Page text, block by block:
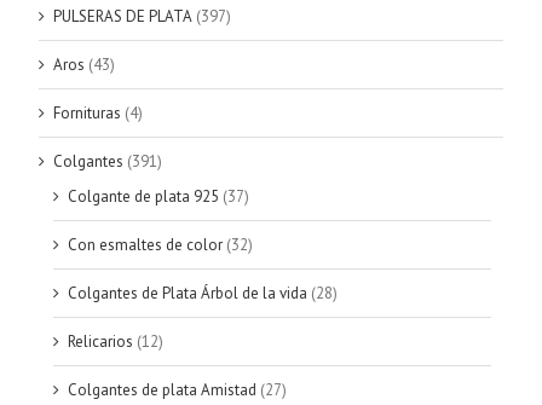
PULSERAS DE PLATA (397)
Aros (43)
Fornituras (4)
Colgantes (391)
Colgante de plata 925 (37)
Con esmaltes de color (32)
Colgantes de Plata Árbol de la vida (28)
Relicarios (12)
Colgantes de plata Amistad (27)